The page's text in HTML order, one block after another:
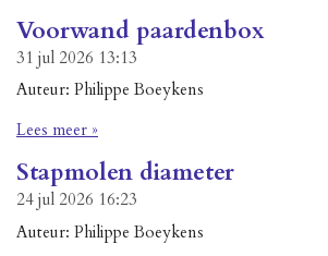
Voorwand paardenbox
31 jul 2026 13:13
Auteur: Philippe Boeykens
Lees meer »
Stapmolen diameter
24 jul 2026 16:23
Auteur: Philippe Boeykens